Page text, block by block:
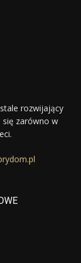
rozwijający
się zarówno w